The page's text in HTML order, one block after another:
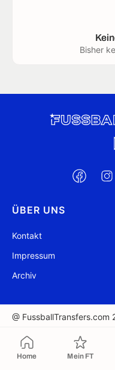
Home Mein FT
Bisher
ÜBER UNS
Kontakt
Impressum
Archiv
@ FussballTransfers.com
In die Zwischenablage